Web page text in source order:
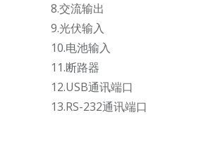
8.交流输出
9.光伏输入
10.电池输入
11.断路器
12.USB通讯端口
13.RS-232通讯端口